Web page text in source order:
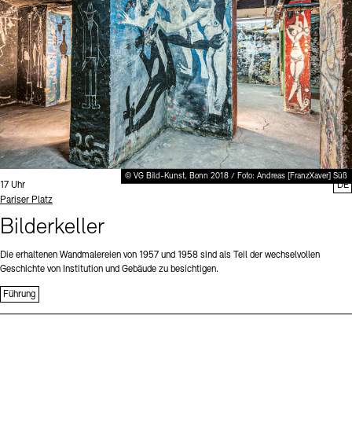
© VG Bild-Kunst, Bonn 2018 / Foto: Andreas [FranzXaver] Süß
Uhrzeit:
17 Uhr
Standort
Pariser Platz
Bilderkeller
Die erhaltenen Wandmalereien von 1957 und 1958 sind als Teil der wechselvollen
Geschichte von Institution und Gebäude zu besichtigen.
Führung
DE